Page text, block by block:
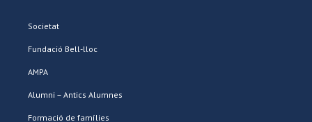
Societat
Fundació Bell-lloc
AMPA
Alumni – Antics Alumnes
Formació de famílies